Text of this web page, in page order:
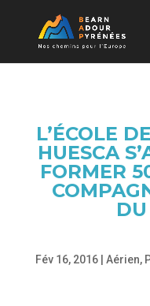
L’ÉCOLE
HUESCA
FORMER
Fév 16, 2016| Aérien,